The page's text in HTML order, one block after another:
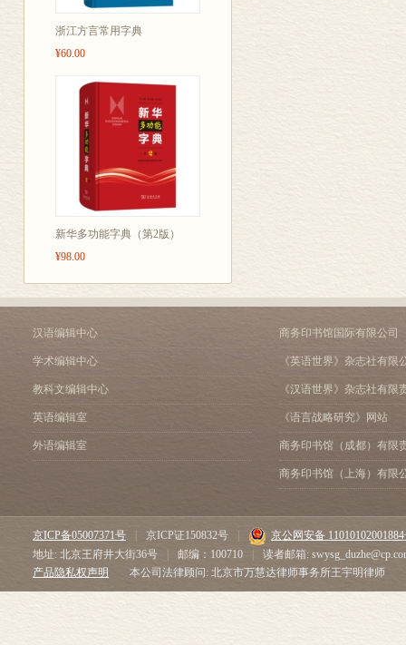
浙江方言常用字典
¥60.00
新华多功能字典（第2版）
¥98.00
汉语编辑中心
学术编辑中心
教科文编辑中心
英语编辑室
外语编辑室
商务印书馆国际有限公司
《英语世界》杂志社有限
《汉语世界》杂志社有限
《语言战略研究》网站
商务印书馆（成都）有限
商务印书馆（上海）有限
京ICP备05007371号 京ICP证150832号
京公网安备
地址: 北京王府井大街36号
邮编：100710
读者邮箱:
产品隐私权声明
本公司法律顾问: 北京市万慧达律师事务所王宇明律师